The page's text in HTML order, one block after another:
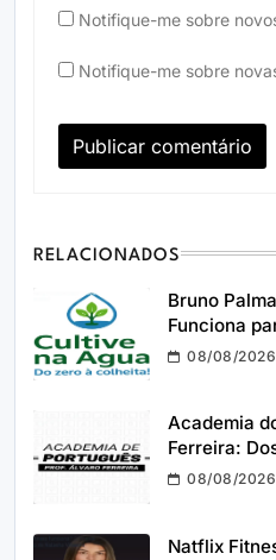
Notifique-me sobre
Notifique-me sobre
RELACIONADOS
Bruno
Funciona
08/08/2026
Academia
Ferreira:
08/08/2026
Natflix